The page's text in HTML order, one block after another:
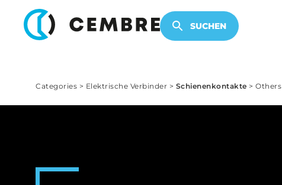
SUCHEN
ELEKTRONISCHE PRODUKTE
Categories > Elektrische Verbinder > Schienenkontakte > Others